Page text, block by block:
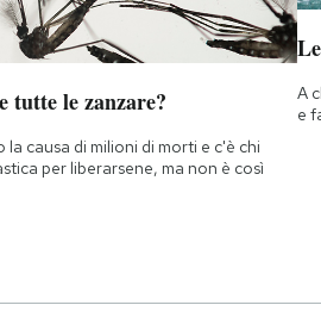
tutte le zanzare?
causa di milioni di morti e c'è chi
per liberarsene, ma non è così
A
e